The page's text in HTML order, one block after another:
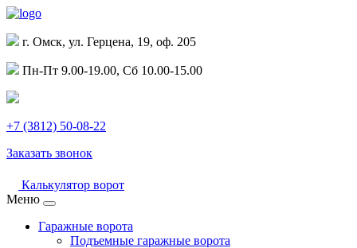
г. Омск, ул. Герцена, 19, оф. 205
Пн-Пт 9.00-19.00, Сб 10.00-15.00
+7 (3812) 50-08-22
Заказать звонок
Калькулятор ворот
Меню
Гаражные ворота
Подъемные гаражные ворота